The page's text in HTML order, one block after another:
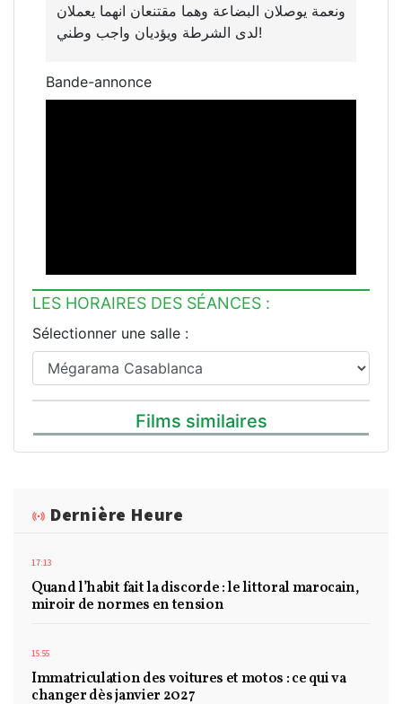
ونعمة يوصلان البضاعة وهما مقتنعان انهما يعملان
لدى الشرطة ويؤديان واجب وطني!
Bande-annonce
LES HORAIRES DES SÉANCES :
Sélectionner une salle :
Films similaires
Dernière Heure
17:13
Quand l’habit fait la discorde : le littoral marocain,
miroir de normes en tension
15:55
Immatriculation des voitures et motos : ce qui va
changer dès janvier 2027